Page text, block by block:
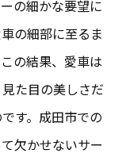
の細かな要望に
の細部に至るま
の結果、愛車は
た目の美しさだ
す。成田市での
欠かせないサー